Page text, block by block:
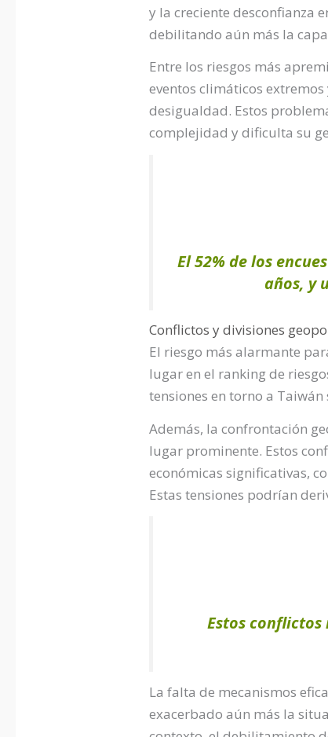
y la creciente desconfianza
debilitando aún más la
Entre los riesgos más
eventos climáticos
desigualdad. Estos
complejidad y dificulta su
El 52% de los
años, y
Conflictos y divisiones
El riesgo más alarmante
lugar en el ranking de
tensiones en torno a
Además, la confrontación
lugar prominente. Estos
económicas significativas,
Estas tensiones podrían
Estos
La falta de mecanismos
exacerbado aún más la